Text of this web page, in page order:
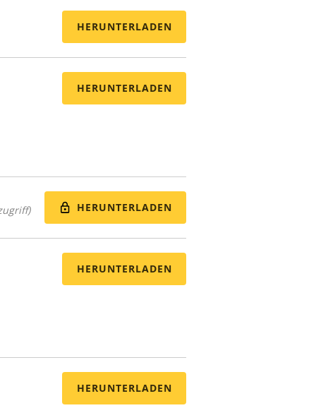
HERUNTERLADEN
HERUNTERLADEN
HERUNTERLADEN
HERUNTERLADEN
HERUNTERLADEN